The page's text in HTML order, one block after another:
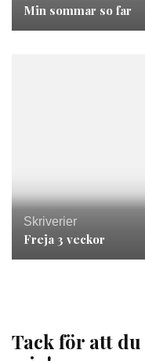
Min sommar so far
Skriverier
Freja 3 veckor
Tack för att